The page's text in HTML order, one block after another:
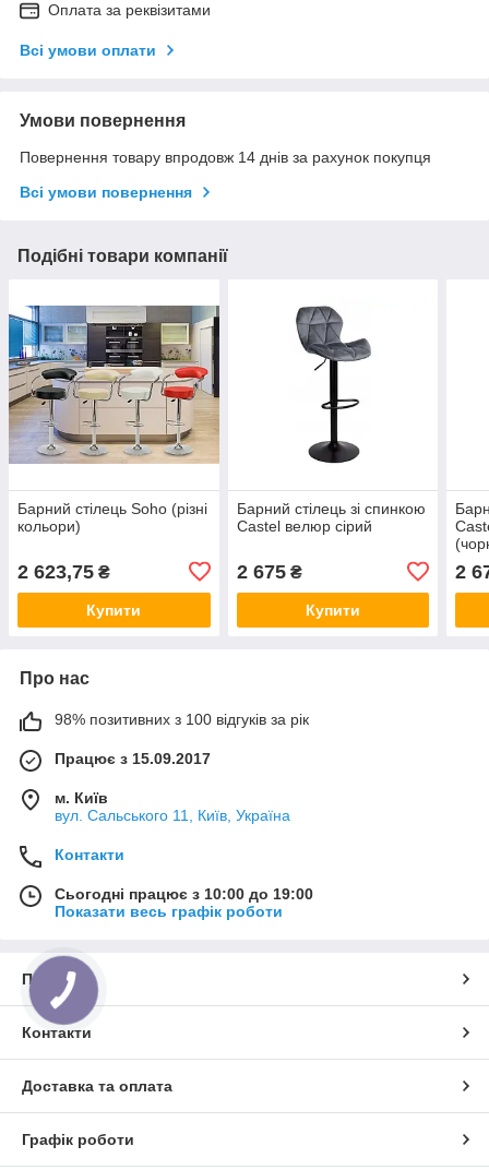
Оплата за реквізитами
Всі умови оплати
Умови повернення
Повернення товару впродовж 14 днів за рахунок покупця
Всі умови повернення
Подібні товари компанії
Барний стілець Soho (різні
кольори)
2 623,75 ₴
Купити
Барний стілець зі спинкою
Castel велюр сірий
2 675₴
Купити
2
Про нас
98% позитивних з 100 відгуків за рік
Працює з 15.09.2017
м. Київ
вул. Сальського 11, Київ, Україна
Контакти
Сьогодні працює з 10:00 до 19:00
Показати весь графік роботи
Про нас
Контакти
Доставка та оплата
Графік роботи